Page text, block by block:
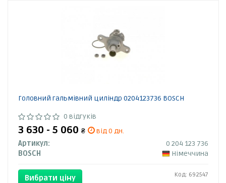
Головний гальмівний циліндр 0204123736 BOSCH
0 відгуків
3 630 - 5 060 ₴
від 0 дн.
Артикул:
0 204 123 736
BOSCH
Німеччина
Вибрати ціну Код: 692547